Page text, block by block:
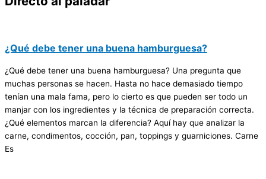
¿Qué debe tener una buena hamburguesa?
¿Qué debe tener una buena hamburguesa? Una pregunta que
muchas personas se hacen. Hasta no hace demasiado tiempo
tenían una mala fama, pero lo cierto es que pueden ser todo un
manjar con los ingredientes y la técnica de preparación correcta.
¿Qué elementos marcan la diferencia? Aquí hay que analizar la
carne, condimentos, cocción, pan, toppings y guarniciones. Carne
Es